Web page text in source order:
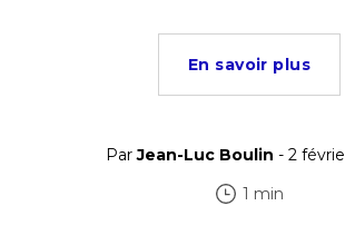
En savoir plus
ParJean-Luc Boulin - 2
1 min